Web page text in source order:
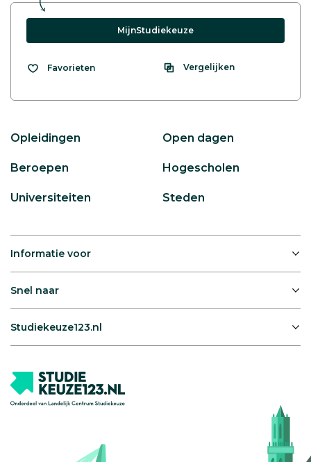
MijnStudiekeuze
Favorieten Vergelijken
Opleidingen Open dagen
Beroepen Hogescholen
Universiteiten Steden
Informatie voor
Snel naar
Studiekeuze123.nl